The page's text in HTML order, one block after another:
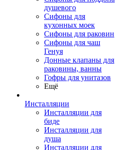
душевого
Сифоны для
кухонных моек
Сифоны для раковин
Сифоны для чаш
Генуя
Донные клапаны для
раковины, ванны
Гофры для унитазов
Ещё
Инсталляции
Инсталляции для
биде
Инсталляции для
душа
Инсталляции для